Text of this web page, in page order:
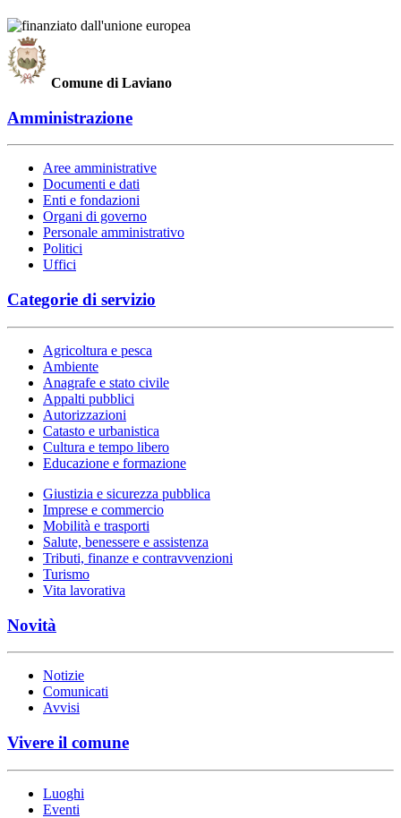
Comune di Laviano
Amministrazione
Aree amministrative
Documenti e dati
Enti e fondazioni
Organi di governo
Personale amministrativo
Politici
Uffici
Categorie di servizio
Agricoltura e pesca
Ambiente
Anagrafe e stato civile
Appalti pubblici
Autorizzazioni
Catasto e urbanistica
Cultura e tempo libero
Educazione e formazione
Giustizia e sicurezza pubblica
Imprese e commercio
Mobilità e trasporti
Salute, benessere e assistenza
Tributi, finanze e contravvenzioni
Turismo
Vita lavorativa
Novità
Notizie
Comunicati
Avvisi
Vivere il comune
Luoghi
Eventi